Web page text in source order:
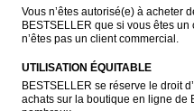
Vous n’êtes autorisé(e) à acheter
BESTSELLER que si vous êtes
n’êtes pas un client commercial.
UTILISATION ÉQUITABLE
BESTSELLER se réserve le droit
achats sur la boutique en ligne de